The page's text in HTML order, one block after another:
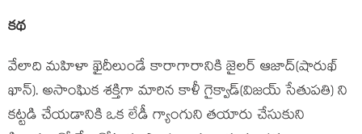
కథ
వేలాది మహిళా ఖైదీలుండే కారాగారానికి జైలర్ ఆజాద్(షారుఖ్
ఖాన్). అసాంఘిక శక్తిగా మారిన కాళీ గైక్వాడ్(విజయ్ సేతుపతి) ని
కట్టడి చేయడానికి ఒక లేడీ గ్యాంగుని తయారు చేసుకుని